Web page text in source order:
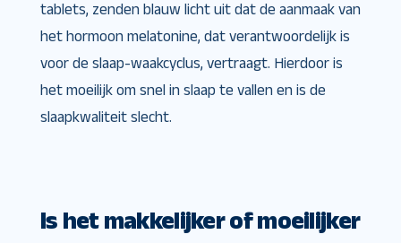
tablets, zenden blauw licht uit dat de aanmaak van
het hormoon melatonine, dat verantwoordelijk is
voor de slaap-waakcyclus, vertraagt. Hierdoor is
het moeilijk om snel in slaap te vallen en is de
slaapkwaliteit slecht.
Is het makkelijker of moeilijker